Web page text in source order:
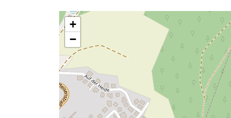
+
−